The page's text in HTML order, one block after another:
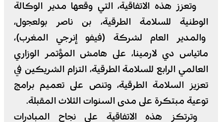
وتعزز هذه الاتفاقية، التي وقعها مدير الوكالة
الوطنية للسلامة الطرقية، بن ناصر بولعجول،
والمدير العام لشركة (فيفو إنرجي المغرب)،
ماتياس دي لارمينا، على هامش المؤتمر الوزاري
العالمي الرابع للسلامة الطرقية، التزام الشريكين في
تعزيز السلامة الطرقية، وتنص على تعميم برامج
توعية مبتكرة على مدى السنوات الثلاث المقبلة.
وترتكز هذه الاتفاقية على نجاح المبادرات